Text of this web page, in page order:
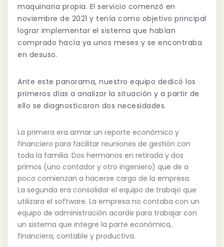
maquinaria propia. El servicio comenzó en
noviembre de 2021 y tenía como objetivo principal
lograr implementar el sistema que habían
comprado hacía ya unos meses y se encontraba
en desuso.
Ante este panorama, nuestro equipo dedicó los
primeros días a analizar la situación y a partir de
ello se diagnosticaron dos necesidades.
La primera era armar un reporte económico y
financiero para facilitar reuniones de gestión con
toda la familia. Dos hermanos en retirada y dos
primos (uno contador y otro ingeniero) que de a
poco comienzan a hacerse cargo de la empresa.
La segunda era consolidar el equipo de trabajo que
utilizara el software. La empresa no contaba con un
equipo de administración acorde para trabajar con
un sistema que integre la parte económica,
financiera, contable y productiva.